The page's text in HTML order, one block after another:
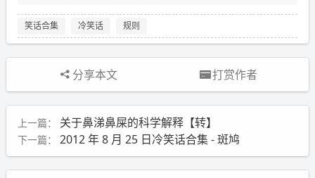
笑话合集 冷笑话 规则
分享本文 打赏作者
上一篇： 关于鼻涕鼻屎的科学解释【转】
下一篇： 2012 年 8 月 25 日冷笑话合集 - 斑鸠